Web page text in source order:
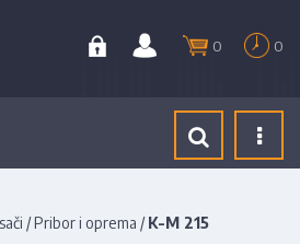
0 0
/Pribor i oprema / K-M 215